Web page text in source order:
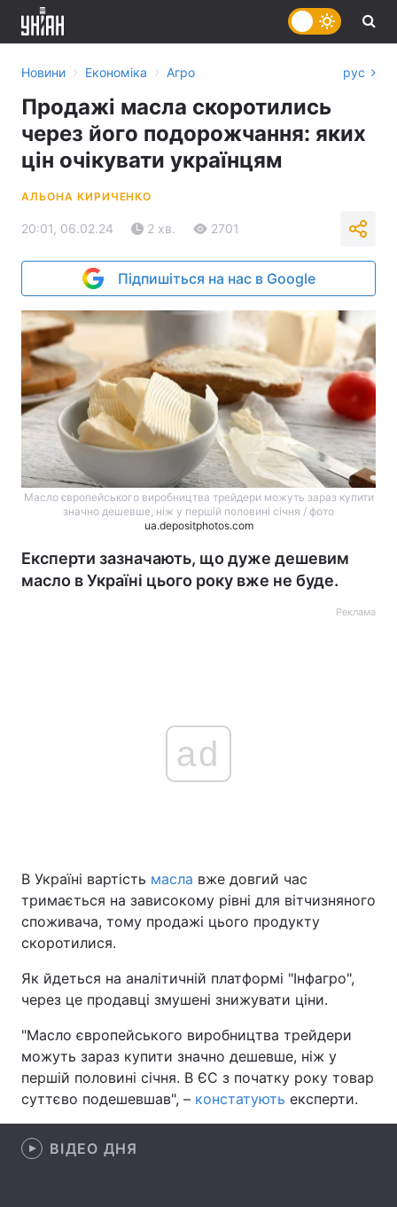
Головна
Україна Політика
Економіка
Спорт Наука
Техно і зв'язок Лайт
Зброя Інциденти
Здоров'я Туризм
Цікавинки
Новини › Економіка › Агро рус
Продажі масла скоротились
через його подорожчання: яких
цін очікувати українцям
АЛЬОНА КИРИЧЕНКО
20:01, 06.02.24 2 хв. 2701
Підпишіться на нас в Google
Масло європейського виробництва трейдери можуть зараз купити
значно дешевше, ніж у першій половині січня / фото
ua.depositphotos.com
Експерти зазначають, що дуже дешевим
масло в Україні цього року вже не буде.
Реклама
ad
В Україні вартість масла вже довгий час
тримається на зависокому рівні для вітчизняного
споживача, тому продажі цього продукту
скоротилися.
Як йдеться на аналітичній платформі "Інфагро",
через це продавці змушені знижувати ціни.
"Масло європейського виробництва трейдери
можуть зараз купити значно дешевше, ніж у
першій половині січня. В ЄС з початку року товар
суттєво подешевшав", – констатують експерти.
ВІДЕО ДНЯ